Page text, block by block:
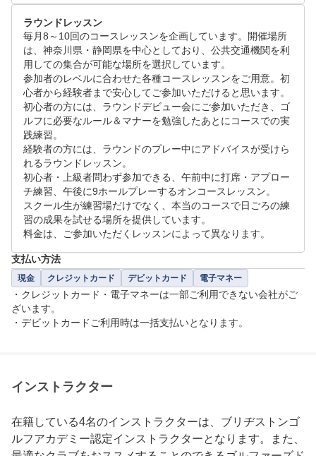
入力方法＞　第一希望：希望日入力　19:20～2
0:30　第二希望：希望日入力　20:50～22:00　とご入
力下さい。
※レッスン時間70分のため、終了
時間は開始時間の70分後で設定お願いします。
リクエストから24時間経っても返答がない場合は、お
手数ですがお電話でご予約をお願いいたします。（01
、18:00～、19：20～
－－－－－－－－－－－－－－－－－－－－－－－－
－－－－－－－－－－－－－－－－－－－－－－－－
－－－
※日時リクエストについて…
例1　行きたい日にちはあるが、日曜15時に終了して
いたら何時でも大丈夫な場合…
入力方法＞　第一希望：希望日入力　8：00～1
5:00　とご入力下さい。
例2　第一希望：水曜19:20～　第二希望：同日の水曜
20:50～　の場合…
力下さい。
時間は開始時間の70分後で設定お願いします。
ラウンドレッスン
毎月8～10回のコースレッスンを企画しています。開催場所
は、神奈川県・静岡県を中心としており、公共交通機関を利
用しての集合が可能な場所を選択しています。
参加者のレベルに合わせた各種コースレッスンをご用意。初
心者から経験者まで安心してご参加いただけると思います。
初心者の方には、ラウンドデビュー会にご参加いただき、ゴ
ルフに必要なルール＆マナーを勉強したあとにコースでの実
践練習。
経験者の方には、ラウンドのプレー中にアドバイスが受けら
れるラウンドレッスン。
初心者・上級者問わず参加できる、午前中に打席・アプロー
チ練習、午後に9ホールプレーするオンコースレッスン。
スクール生が練習場だけでなく、本当のコースで日ごろの練
習の成果を試せる場所を提供しています。
料金は、ご参加いただくレッスンによって異なります。
支払い方法
現金 クレジットカード デビットカード 電子マネー
・クレジットカード・電子マネーは一部ご利用できない会社がご
ざいます。
・デビットカードご利用時は一括支払いとなります。
インストラクター
在籍している4名のインストラクターは、ブリヂストンゴ
ルフアカデミー認定インストラクターとなります。また、